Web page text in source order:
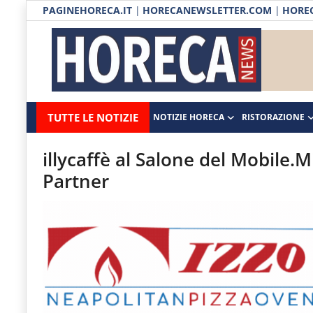
PAGINEHORECA.IT | HORECANEWSLETTER.COM |
Horecanews.it
-
Notizie
Horeca
Il
portale
canale
Horeca
e
del
TUTTE LE NOTIZIE NOTIZIE HORECA RISTORAZIONE
Notizie HORECA
Ristorazione
Ospitalità
Distribuzione
Eventi
RUBRICHE
illycaffè al Salone del
Partner